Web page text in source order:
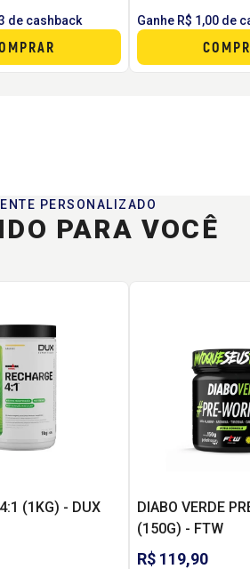
de cashback Ganhe R$ 1,00 de
PERSONALIZADO
PARA VOCÊ
(1KG) - DUX
DIABO VERDE
(150G) - FTW
R$ 119,90